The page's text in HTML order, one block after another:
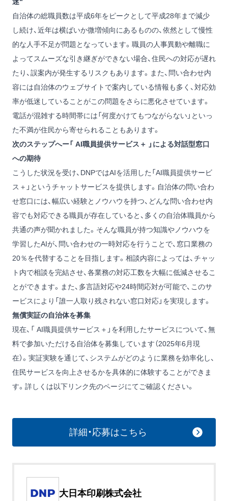
自治体の総職員数は平成6年をピークとして平成28年まで減少
し続け、近年は横ばいか微増傾向にあるものの、依然として慢性
的な人手不足が問題となっています。職員の人事異動や離職に
よってスムーズな引き継ぎができない場合、住民への対応が遅れ
たり、誤案内が発生するリスクもあります。また、問い合わせ内
容には自治体のウェブサイトで案内している情報も多く、対応効
率が低迷していることがこの問題をさらに悪化させています。
電話が混雑する時間帯には「何度かけてもつながらない」といっ
た不満が住民から寄せられることもあります。
次のステップへー「 AI職員提供サービス＋ 」による対話型窓口
への期待
こうした状況を受け、DNPではAIを活用した「AI職員提供サービ
ス＋」というチャットサービスを提供します。自治体の問い合わ
せ窓口には、幅広い経験とノウハウを持つ、どんな問い合わせ内
容でも対応できる職員が存在していると、多くの自治体職員から
共通の声が聞かれました。そんな職員が持つ知識やノウハウを
学習したAIが、問い合わせの一時対応を行うことで、窓口業務の
20％を代替することを目指します。相談内容によっては、チャッ
ト内で相談を完結させ、各業務の対応工数を大幅に低減させるこ
とができます。また、多言語対応や24時間応対が可能で、このサ
ービスにより「誰一人取り残されない窓口対応」を実現します。
無償実証の自治体を募集
現在、「 AI職員提供サービス＋」を利用したサービスについて、無
料で参加いただける自治体を募集しています（2025年6月現
在）。実証実験を通じて、システムがどのように業務を効率化し、
住民サービスを向上させるかを具体的に体験することができま
す。詳しくは以下リンク先のページにてご確認ください。
詳細・応募はこちら
大日本印刷株式会社